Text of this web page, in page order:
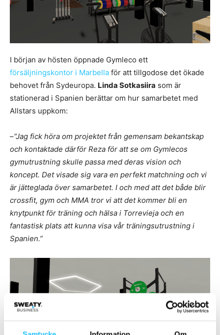
I början av hösten öppnade Gymleco ett
försäljningskontor i Marbella för att tillgodose det ökade
behovet från Sydeuropa. Linda Sotkasiira som är
stationerad i Spanien berättar om hur samarbetet med
Allstars uppkom:
–“Jag fick höra om projektet från gemensam bekantskap
och kontaktade därför Reza för att se om Gymlecos
gymutrustning skulle passa med deras vision och
koncept. Det visade sig vara en perfekt matchning och vi
är jätteglada över samarbetet. I och med att det både blir
crossfit, gym och MMA tror vi att det kommer bli en
knytpunkt för träning och hälsa i Torrevieja och en
fantastisk plats att kunna visa vår träningsutrustning i
Spanien.”